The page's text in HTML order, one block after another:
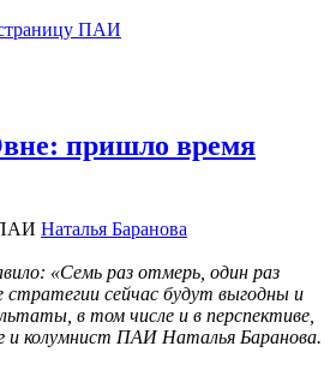
ПАИ
пришло время
ПАИ Наталья Баранова
«Семь раз отмерь, один раз
сейчас будут выгодны и
в том числе и в перспективе,
и колумнист ПАИ Наталья Баранова.